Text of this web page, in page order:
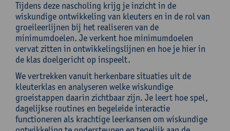
Tijdens deze nascholing krijg je inzicht in de
wiskundige ontwikkeling van kleuters en in de rol van
groeileerlijnen bij het realiseren van de
minimumdoelen. Je verkent hoe minimumdoelen
vervat zitten in ontwikkelingslijnen en hoe je hier in
de klas doelgericht op inspeelt.
We vertrekken vanuit herkenbare situaties uit de
kleuterklas en analyseren welke wiskundige
groeistappen daarin zichtbaar zijn. Je leert hoe spel,
dagelijkse routines en begeleide interactie
functioneren als krachtige leerkansen om wiskundige